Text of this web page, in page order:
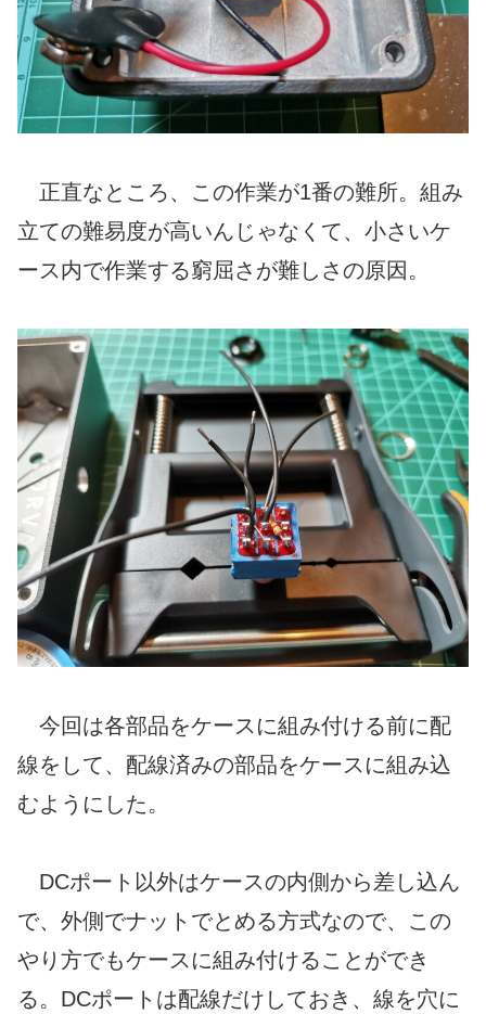
正直なところ、この作業が1番の難所。組み
立ての難易度が高いんじゃなくて、小さいケ
ース内で作業する窮屈さが難しさの原因。
今回は各部品をケースに組み付ける前に配
線をして、配線済みの部品をケースに組み込
むようにした。
DCポート以外はケースの内側から差し込ん
で、外側でナットでとめる方式なので、この
やり方でもケースに組み付けることができ
る。DCポートは配線だけしておき、線を穴に